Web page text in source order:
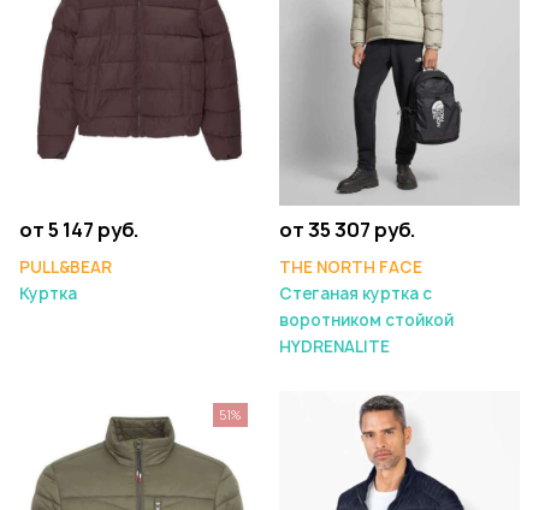
от 5 147 руб.
PULL&BEAR
Куртка
от 35 307 руб.
THE NORTH FACE
Стеганая куртка с
воротником стойкой
HYDRENALITE
51%